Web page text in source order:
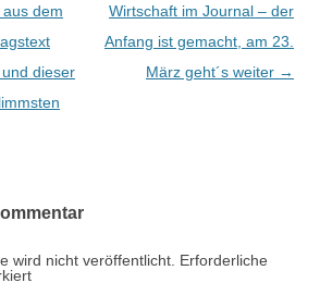
dem
dieser
Wirtschaft im Journal – der
Anfang ist gemacht, am 23.
März geht´s weiter →
wird nicht veröffentlicht. Erforderliche